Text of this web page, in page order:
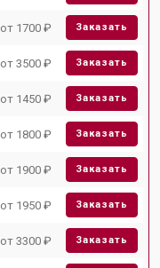
от 1700 ₽ Заказать
от 3500 ₽ Заказать
от 1450 ₽ Заказать
от 1800 ₽ Заказать
от 1900 ₽ Заказать
от 1950 ₽ Заказать
от 3300 ₽ Заказать